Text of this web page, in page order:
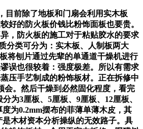
前除了地板和门扇会利用实木板
好的防火板价钱比粉饰面板也要贵。
，防火板的施工对于粘贴胶水的要求
分类可分为：实木板、人制板两大
将刨片通过先辈的单通道干燥机进行
误也很较着：强度极差。所以有需求
压手艺制成的粉饰板材。正在拆修中
会。然后干燥到必然固化程度，看完
为3厘板、5厘板、9厘板、12厘板、
为0.2mm摆布的菲薄单薄木皮，其
木材资本分析操纵的无效路子。具